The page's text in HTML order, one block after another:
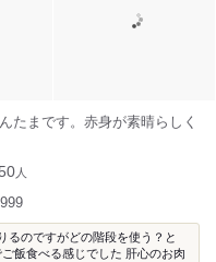
たまです。赤身が素晴らしく
人
るのですがどの階段を使う？と
飯食べる感じでした 肝心のお肉